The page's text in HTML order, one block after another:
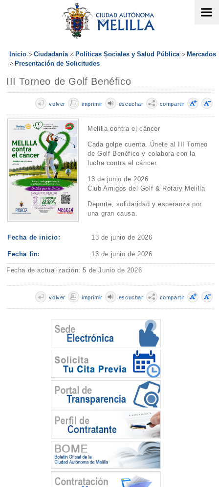
Inicio Ciudadanía Políticas Sociales y Salud Pública
Mercados
Presentación de Solicitudes
III Torneo de Golf Benéfico
compartir
escuchar
imprimir
volver
Melilla contra el cáncer
Cada golpe cuenta. Únete al III Torneo
de Golf Benéfico y colabora con la
lucha contra el cáncer.
13 de junio de 2026
Club Amigos del Golf & Rotary Melilla
Deporte, solidaridad y esperanza por
una gran causa.
Fecha de inicio: 13 de junio de 2026
Fecha fin: 13 de junio de 2026
Fecha de actualización: 5 de Junio de 2026
compartir
escuchar
imprimir
volver